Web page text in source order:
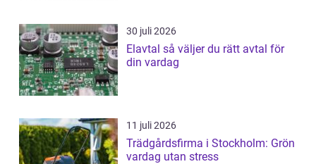
30 juli 2026
Elavtal så väljer du rätt avtal för
din vardag
11 juli 2026
Trädgårdsfirma i Stockholm: Grön
vardag utan stress